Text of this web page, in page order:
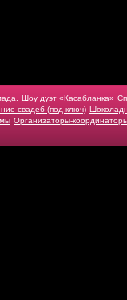
Шоу дуэт «Касабланка»
свадеб (под ключ)
Организаторы-